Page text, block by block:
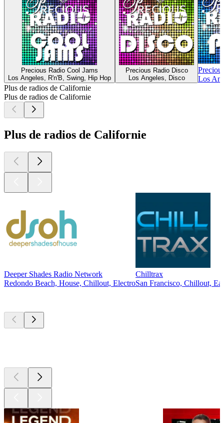
Precious Radio Cool Jams
Los Angeles, R'n'B, Swing, Hip Hop
Precious Radio Disco
Los Angeles, Disco
Los
Plus de radios de Californie
Plus de radios de Californie
Plus de radios de Californie
Deeper Shades Radio Network
Redondo Beach, House, Chillout, Electro
Chilltrax
San Francisco, Chillout,